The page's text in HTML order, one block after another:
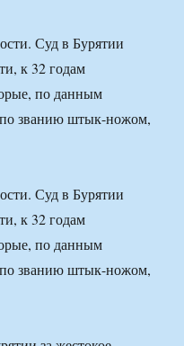
Суд в Бурятии
к 32 годам
по данным
по званию штык-ножом,
Суд в Бурятии
к 32 годам
по данным
по званию штык-ножом,